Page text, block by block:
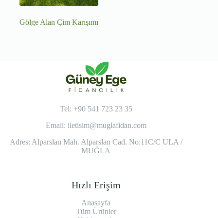
Gölge Alan Çim Karışımı
Tel: +90 541 723 23 35
Email: iletisim@muglafidan.com
Adres: Alparslan Mah. Alparslan Cad. No:11C/C ULA /
MUĞLA
Hızlı Erişim
Anasayfa
Tüm Ürünler